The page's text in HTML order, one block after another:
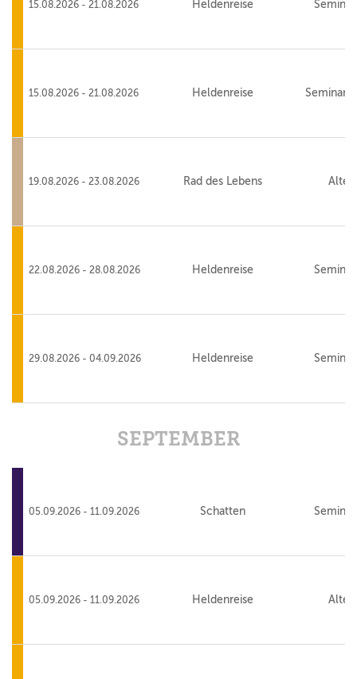
15.08.2026 - 21.08.2026 Heldenreise
15.08.2026 - 21.08.2026 Heldenreise
19.08.2026 - 23.08.2026 Rad des Lebens Alte
22.08.2026 - 28.08.2026 Heldenreise
29.08.2026 - 04.09.2026 Heldenreise
SEPTEMBER
05.09.2026 - 11.09.2026 Schatten
05.09.2026 - 11.09.2026 Heldenreise Alte